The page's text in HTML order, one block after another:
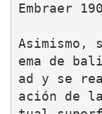
Embraer
Asimismo,
ema de
ad y se
ación de